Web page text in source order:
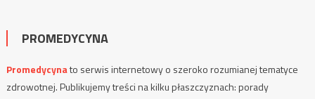
PROMEDYCYNA
Promedycynato serwis internetowy o szeroko rozumianej tematyce
zdrowotnej. Publikujemy treści na kilku płaszczyznach: porady